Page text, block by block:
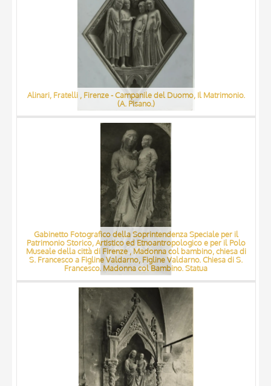
Alinari, Fratelli , Firenze - Campanile del Duomo, Il Matrimonio.
(A. Pisano.)
Gabinetto Fotografico della Soprintendenza Speciale per il
Patrimonio Storico, Artistico ed Etnoantropologico e per il Polo
Museale della città di Firenze , Madonna col bambino, chiesa di
S. Francesco a Figline Valdarno, Figline Valdarno. Chiesa di S.
Francesco. Madonna col Bambino. Statua